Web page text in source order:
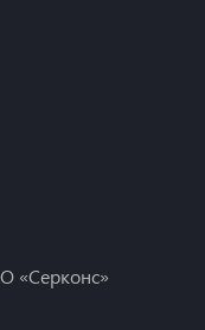
«Серконс»